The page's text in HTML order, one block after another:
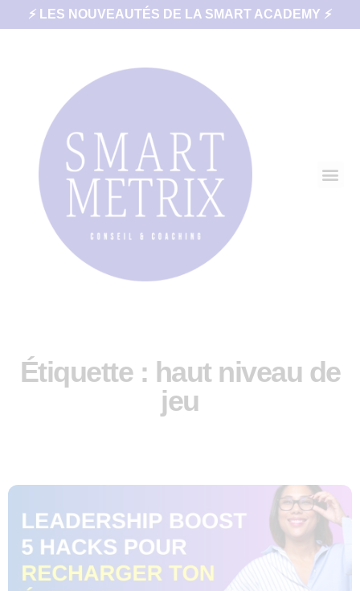
⚡ LES NOUVEAUTÉS DE LA SMART ACADEMY ⚡
Étiquette : haut niveau de
jeu